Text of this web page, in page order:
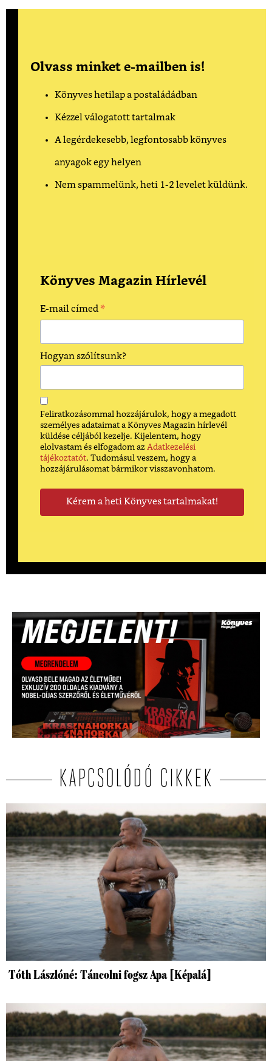
Olvass minket e-mailben is!
Könyves hetilap a postaládádban
Kézzel válogatott tartalmak
A legérdekesebb, legfontosabb könyves
anyagok egy helyen
Nem spammelünk, heti 1-2 levelet küldünk.
Könyves Magazin Hírlevél
E-mail címed *
Hogyan szólítsunk?
Feliratkozásommal hozzájárulok, hogy a megadott
személyes adataimat a Könyves Magazin hírlevél
küldése céljából kezelje. Kijelentem, hogy
elolvastam és elfogadom az Adatkezelési
tájékoztatót. Tudomásul veszem, hogy a
hozzájárulásomat bármikor visszavonhatom.
KAPCSOLÓDÓ CIKKEK
Tóth Lászlóné: Táncolni fogsz Apa [Képalá]